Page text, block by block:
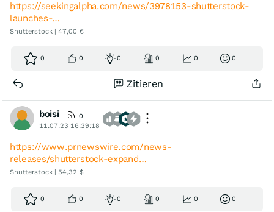
https://seekingalpha.com/news/3978153-shutterstock-
launches-…
Shutterstock | 47,00 €
0 0 0 0 0 0
Zitieren
boisi
0
11.07.23 16:39:18
https://www.prnewswire.com/news-
releases/shutterstock-expand…
Shutterstock | 54,32 $
0 0 0 0 0 0